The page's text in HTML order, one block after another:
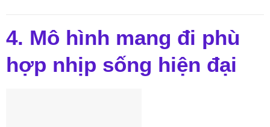
4. Mô hình mang đi phù
hợp nhịp sống hiện đại